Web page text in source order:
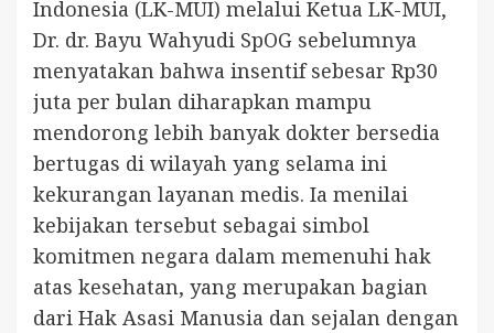
Indonesia (LK-MUI) melalui Ketua LK-MUI,
Dr. dr. Bayu Wahyudi SpOG sebelumnya
menyatakan bahwa insentif sebesar Rp30
juta per bulan diharapkan mampu
mendorong lebih banyak dokter bersedia
bertugas di wilayah yang selama ini
kekurangan layanan medis. Ia menilai
kebijakan tersebut sebagai simbol
komitmen negara dalam memenuhi hak
atas kesehatan, yang merupakan bagian
dari Hak Asasi Manusia dan sejalan dengan